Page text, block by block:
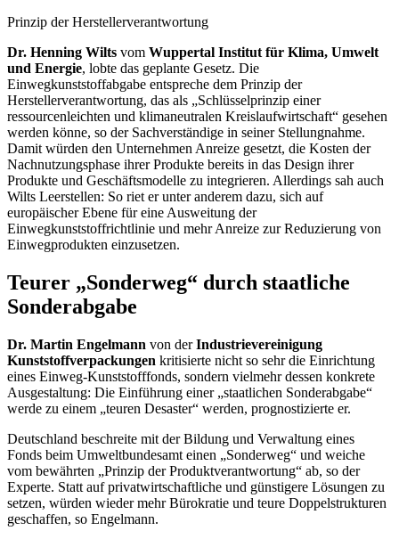
Prinzip der Herstellerverantwortung
Dr. Henning Wilts vom Wuppertal Institut für Klima, Umwelt
und Energie, lobte das geplante Gesetz. Die
Einwegkunststoffabgabe entspreche dem Prinzip der
Herstellerverantwortung, das als „Schlüsselprinzip einer
ressourcenleichten und klimaneutralen Kreislaufwirtschaft“ gesehen
werden könne, so der Sachverständige in seiner Stellungnahme.
Damit würden den Unternehmen Anreize gesetzt, die Kosten der
Nachnutzungsphase ihrer Produkte bereits in das Design ihrer
Produkte und Geschäftsmodelle zu integrieren. Allerdings sah auch
Wilts Leerstellen: So riet er unter anderem dazu, sich auf
europäischer Ebene für eine Ausweitung der
Einwegkunststoffrichtlinie und mehr Anreize zur Reduzierung von
Einwegprodukten einzusetzen.
Teurer „Sonderweg“ durch staatliche
Sonderabgabe
Dr. Martin Engelmann von derIndustrievereinigung
Kunststoffverpackungen kritisierte nicht so sehr die Einrichtung
eines Einweg-Kunststofffonds, sondern vielmehr dessen konkrete
Ausgestaltung: Die Einführung einer „staatlichen Sonderabgabe“
werde zu einem „teuren Desaster“ werden, prognostizierte er.
Deutschland beschreite mit der Bildung und Verwaltung eines
Fonds beim Umweltbundesamt einen „Sonderweg“ und weiche
vom bewährten „Prinzip der Produktverantwortung“ ab, so der
Experte. Statt auf privatwirtschaftliche und günstigere Lösungen zu
setzen, würden wieder mehr Bürokratie und teure Doppelstrukturen
geschaffen, so Engelmann.